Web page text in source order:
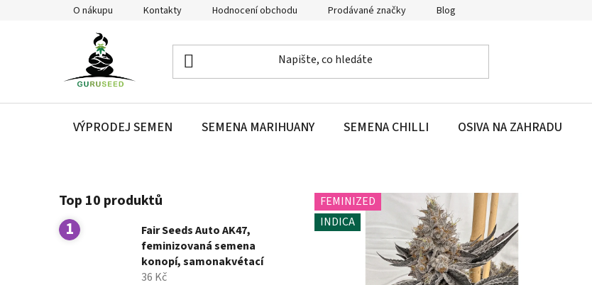
O nákupu Kontakty Hodnocení obchodu Prodávané značky Blog
VÝPRODEJ SEMEN SEMENA MARIHUANY SEMENA CHILLI OSIVA NA ZAHRADU
o
s
t
Top 10 produktů
Fair Seeds Auto AK47,
feminizovaná semena
konopí, samonakvétací
36 Kč
FEMINIZED
INDICA